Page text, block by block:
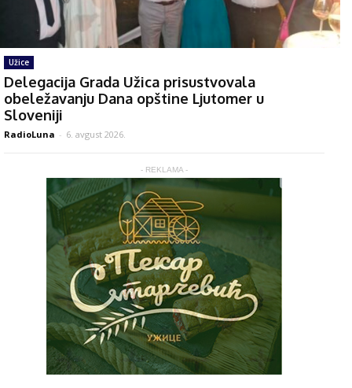
Užice
Delegacija Grada Užica prisustvovala
obeležavanju Dana opštine Ljutomer u
Sloveniji
RadioLuna - 6. avgust 2026.
- REKLAMA -